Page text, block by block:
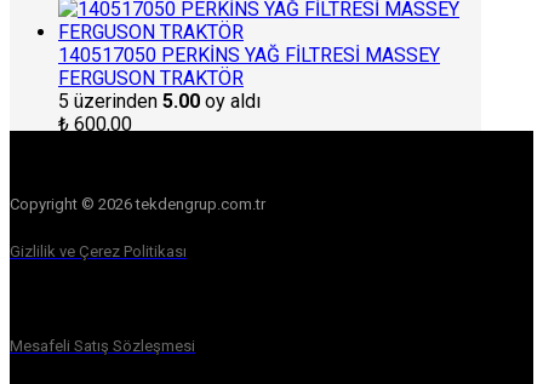
140517050 PERKİNS YAĞ FİLTRESİ MASSEY
FERGUSON TRAKTÖR
5 üzerinden 5.00 oy aldı
₺ 600,00
Copyright © 2026 tekdengrup.com.tr
Gizlilik ve Çerez Politikası
Mesafeli Satış Sözleşmesi